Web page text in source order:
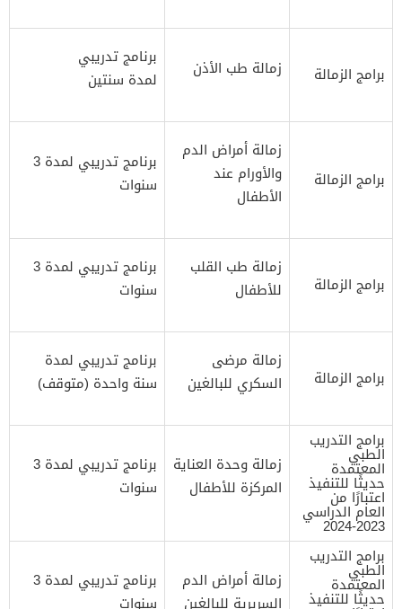
برامج الزمالة زمالة طب الأذن
برنامج تدريبي
لمدة سنتين
برامج الزمالة
زمالة أمراض الدم
والأورام عند
الأطفال
برنامج تدريبي لمدة 3
سنوات
برامج الزمالة
زمالة طب القلب
للأطفال
برنامج تدريبي لمدة 3
سنوات
برامج الزمالة
زمالة مرضى
السكري للبالغين
برنامج تدريبي لمدة
سنة واحدة (متوقف)
برامج التدريب
الطبي
المعتمدة
حديثًا للتنفيذ
اعتبارًا من
العام الدراسي
2023-2024
زمالة وحدة العناية
المركزة للأطفال
برنامج تدريبي لمدة 3
سنوات
برامج التدريب
الطبي
المعتمدة
حديثًا للتنفيذ
زمالة أمراض الدم
السريرية للبالغين
برنامج تدريبي لمدة 3
سنوات